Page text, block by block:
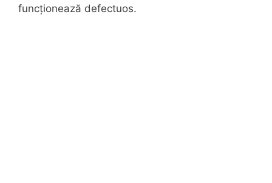
funcționează defectuos.